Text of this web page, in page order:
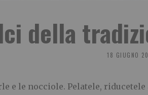
della
18 GIUGNO
e le nocciole. Pelatele,